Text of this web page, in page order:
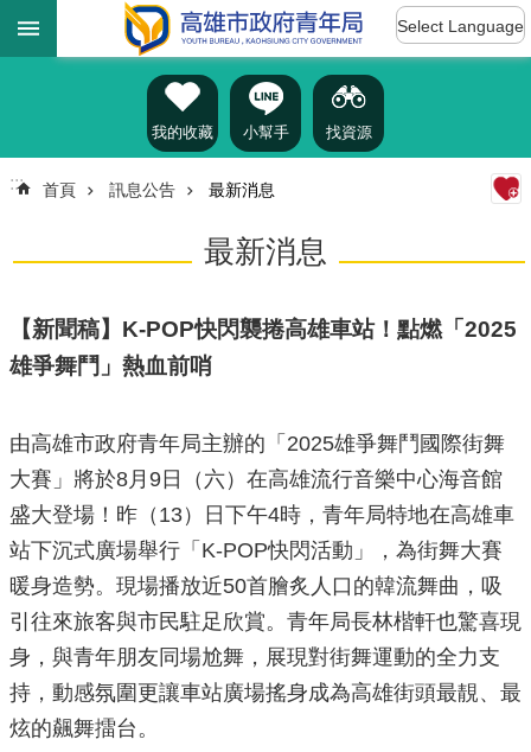
跳到主要內容區塊
識
訊
息
告
雄
青
資
源
主
題
專
區
便
民
Select Language
我的收藏 小幫手 找資源
::: 首頁 訊息公告 最新消息
最新消息
【新聞稿】K-POP快閃襲捲高雄車站！點燃「2025
雄爭舞鬥」熱血前哨
由高雄市政府青年局主辦的「2025雄爭舞鬥國際街舞
大賽」將於8月9日（六）在高雄流行音樂中心海音館
盛大登場！昨（13）日下午4時，青年局特地在高雄車
站下沉式廣場舉行「K-POP快閃活動」，為街舞大賽
暖身造勢。現場播放近50首膾炙人口的韓流舞曲，吸
引往來旅客與市民駐足欣賞。青年局長林楷軒也驚喜現
身，與青年朋友同場尬舞，展現對街舞運動的全力支
持，動感氛圍更讓車站廣場搖身成為高雄街頭最靚、最
炫的飆舞擂台。